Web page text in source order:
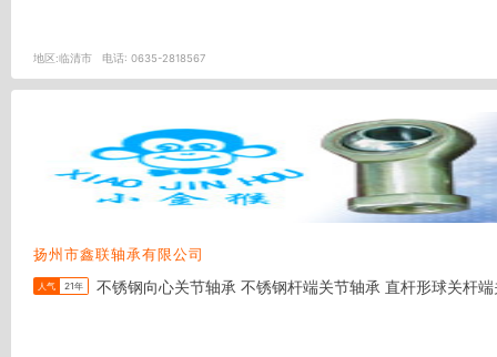
地区:临清市 电话: 0635-2818567
扬州市鑫联轴承有限公司
人气 21年